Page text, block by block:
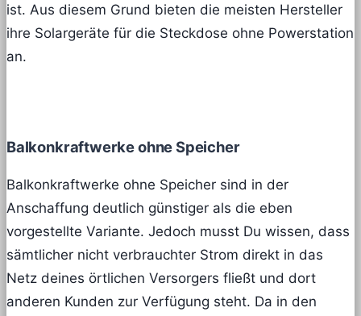
ist. Aus diesem Grund bieten die meisten Hersteller
ihre Solargeräte für die Steckdose ohne Powerstation
an.
Balkonkraftwerke ohne Speicher
Balkonkraftwerke ohne Speicher sind in der
Anschaffung deutlich günstiger als die eben
vorgestellte Variante. Jedoch musst Du wissen, dass
sämtlicher nicht verbrauchter Strom direkt in das
Netz deines örtlichen Versorgers fließt und dort
anderen Kunden zur Verfügung steht. Da in den